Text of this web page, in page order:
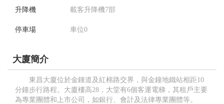
升降機 載客升降機7部
停車場 車位0
大廈簡介
東昌大廈位於金鍾道及紅棉路交界，與金鐘地鐵站相距10
分鐘步行路程。大廈樓高28，大堂有6個客運電梯，其租戶主要
為專業團體和上市公司，如銀行、會計及法律專業團體等。